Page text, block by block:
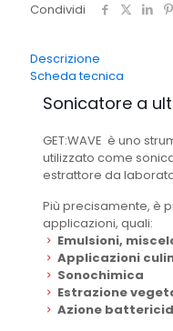
Condividi
Descrizione
Scheda tecnica
Sonicatore a
GET:WAVE è uno
utilizzato come
estrattore da
Più precisamente, è
applicazioni, quali:
Emulsioni,
Applicazioni
Sonochimica
Estrazione
Azione